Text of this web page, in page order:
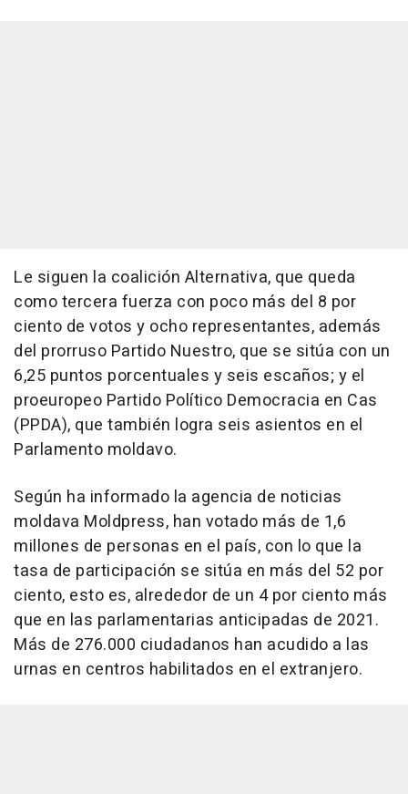
Le siguen la coalición Alternativa, que queda
como tercera fuerza con poco más del 8 por
ciento de votos y ocho representantes, además
del prorruso Partido Nuestro, que se sitúa con un
6,25 puntos porcentuales y seis escaños; y el
proeuropeo Partido Político Democracia en Cas
(PPDA), que también logra seis asientos en el
Parlamento moldavo.
Según ha informado la agencia de noticias
moldava Moldpress, han votado más de 1,6
millones de personas en el país, con lo que la
tasa de participación se sitúa en más del 52 por
ciento, esto es, alrededor de un 4 por ciento más
que en las parlamentarias anticipadas de 2021.
Más de 276.000 ciudadanos han acudido a las
urnas en centros habilitados en el extranjero.